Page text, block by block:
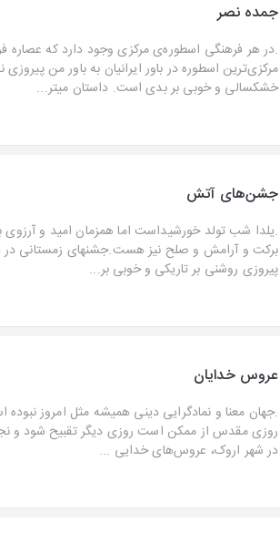
جمده نصر
.در هر فرهنگی اسطوره‌ی مرکزی وجود دارد که
مرکزی‌ترین اسطوره در باور ایرانیان به باور من
خشکسالی و خوبی بر بدی است. داستان میتر...
جشن‌های آتش
.یلدا شب تولد خورشیداست اما همزمان امید و آرزوی
برکت و آرامش و صلح نیز هست.جشنهای زمستانی
پیروزی روشنی بر تاریکی و خوبی بر...
عروس خدایان
.جهان معنا و نمادگرایی دینی همیشه مثل امروز
روزی مقدس از ممکن است روزی دیگر تقبیح شود و نجس
در شهر اروک، عروس‌های خدایی ...